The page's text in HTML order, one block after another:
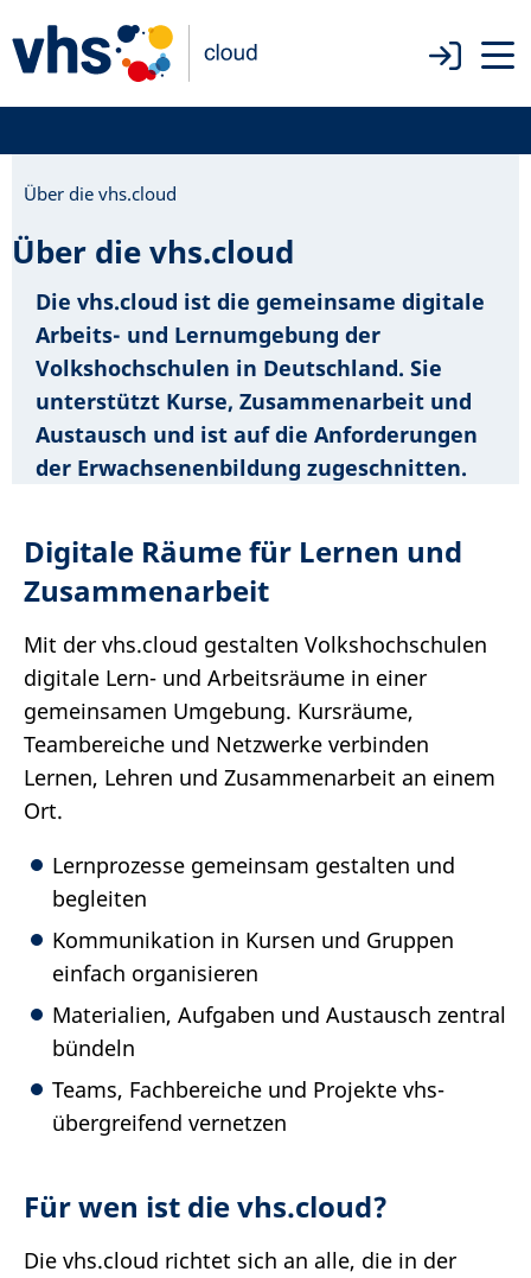
Über die vhs.cloud
Über die vhs.cloud
Die vhs.cloud ist die gemeinsame digitale
Arbeits- und Lernumgebung der
Volkshochschulen in Deutschland. Sie
unterstützt Kurse, Zusammenarbeit und
Austausch und ist auf die Anforderungen
der Erwachsenenbildung zugeschnitten.
Digitale Räume für Lernen und
Zusammenarbeit
Mit der vhs.cloud gestalten Volkshochschulen
digitale Lern- und Arbeitsräume in einer
gemeinsamen Umgebung. Kursräume,
Teambereiche und Netzwerke verbinden
Lernen, Lehren und Zusammenarbeit an einem
Ort.
Lernprozesse gemeinsam gestalten und
begleiten
Kommunikation in Kursen und Gruppen
einfach organisieren
Materialien, Aufgaben und Austausch zentral
bündeln
Teams, Fachbereiche und Projekte vhs-
übergreifend vernetzen
Für wen ist die vhs.cloud?
Die vhs.cloud richtet sich an alle, die in der